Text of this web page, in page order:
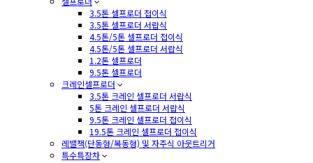
3.5톤 셀프로더 접이식
3.5톤 셀프로더 서랍식
4.5톤/5톤 셀프로더 접이식
4.5톤/5톤 셀프로더 서랍식
1.2톤 셀프로더
9.5톤 셀프로더
크레인셀프로더
3.5톤 크레인 셀프로더 서랍식
5톤 크레인 셀프로더 서랍식
9.5톤 크레인 셀프로더 접이식
19.5톤 크레인 셀프로더 접이식
레밸잭(단동형/복동형) 및 자주식 아웃트리거
특수특장차